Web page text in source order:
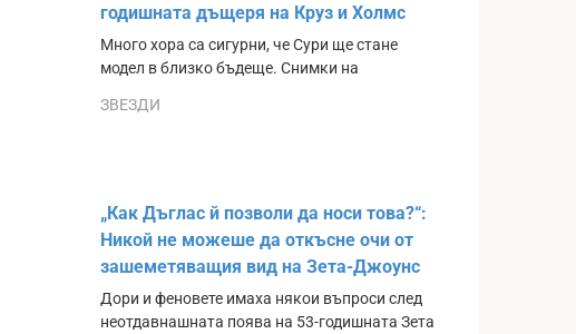
годишната дъщеря на Круз и Холмс
Много хора са сигурни, че Сури ще стане
модел в близко бъдеще. Снимки на
ЗВЕЗДИ
„Как Дъглас й позволи да носи това?“:
Никой не можеше да откъсне очи от
зашеметяващия вид на Зета-Джоунс
Дори и феновете имаха някои въпроси след
неотдавнашната поява на 53-годишната Зета